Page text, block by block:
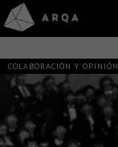
COLABORACIÓN Y OPINIÓN